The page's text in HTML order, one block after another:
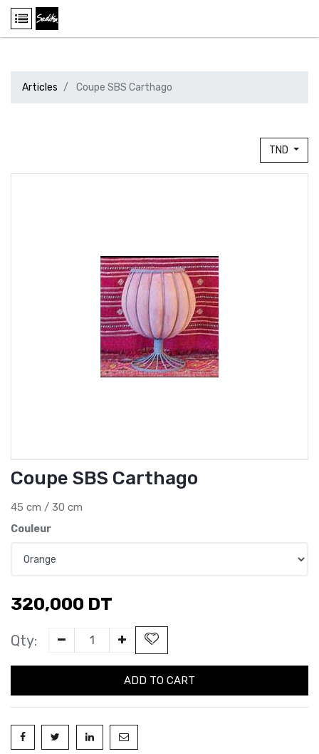
Articles Coupe SBS Carthago
TND
Coupe SBS Carthago
45 cm / 30 cm
Couleur
320,000 DT
Qty:
ADD TO CART